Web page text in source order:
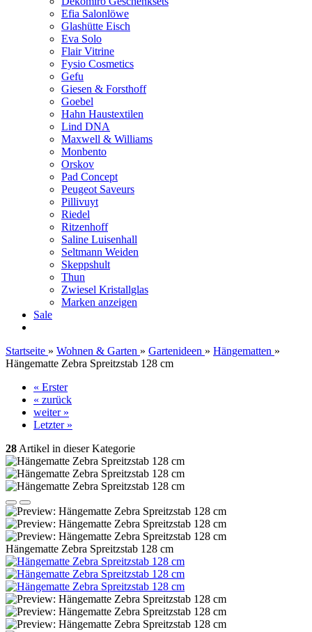
Efia Salonlöwe
Glashütte Eisch
Eva Solo
Flair Vitrine
Fysio Cosmetics
Gefu
Giesen & Forsthoff
Goebel
Hahn Haustextilen
Lind DNA
Maxwell & Williams
Monbento
Orskov
Pad Concept
Peugeot Saveurs
Pillivuyt
Riedel
Ritzenhoff
Saline Luisenhall
Seltmann Weiden
Skeppshult
Thun
Zwiesel Kristallglas
Marken anzeigen
Sale
Startseite » Wohnen & Garten » Gartenideen » Hängematten »
Hängematte Zebra Spreitzstab 128 cm
« Erster
« zurück
weiter »
Letzter »
28 Artikel in dieser Kategorie
Hängematte Zebra Spreitzstab 128 cm